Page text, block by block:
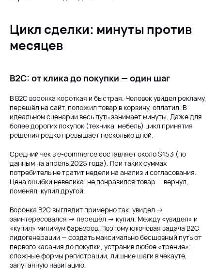
Цикл сделки: минуты против
месяцев
B2C: от клика до покупки — один шаг
В B2C воронка короткая и быстрая. Человек увидел рекламу,
перешёл на сайт, положил товар в корзину, оплатил. В
идеальном сценарии весь путь занимает минуты. Даже для
более дорогих покупок (техника, мебель) цикл принятия
решения редко превышает несколько дней.
Средний чек в e-commerce составляет около $153 (по
данным на апрель 2025 года). При таких суммах
потребитель не тратит недели на анализ и согласования.
Цена ошибки невелика: не понравился товар — вернул,
поменял, купил другой.
Воронка B2C выглядит примерно так: увидел →
заинтересовался → перешёл → купил. Между «увидел» и
«купил» минимум барьеров. Поэтому ключевая задача B2C
лидогенерации — создать максимально бесшовный путь от
первого касания до покупки, устранив любое «трение»:
сложные формы регистрации, лишние шаги в чекауте,
запутанную навигацию.